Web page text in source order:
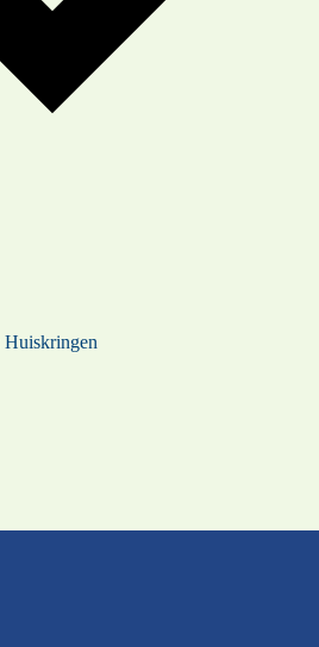
Huiskringen